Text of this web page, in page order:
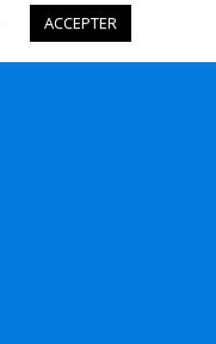
ACCEPTER